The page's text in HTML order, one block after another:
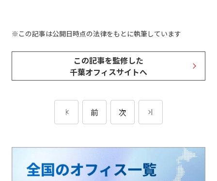
この記事は公開日時点の法律をもとに執筆しています
この記事を監修した
千葉オフィスサイトへ
前 次